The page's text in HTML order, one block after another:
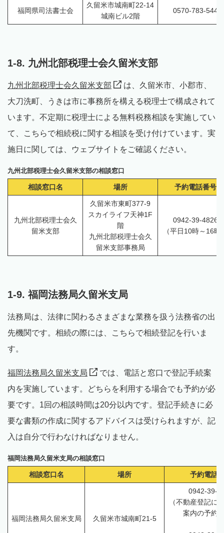
福岡県司法書士会
久留米市城南町22-14
城南ビル2階
0570-783-544
1-8. 九州北部税理士会久留米支部
九州北部税理士会久留米支部
は、久留米市、小郡市、
大刀洗町、うきは市に事務所を構える税理士で構成されて
います。不定期に税理士による無料税務相談を実施してい
て、こちらで相続税に関する相談を受け付けています。実
施日に関しては、ウェブサイトをご確認ください。
九州北部税理士会久留米支部の相談窓口
相談窓口名 場所 予約電話番号
九州北部税理士会久
留米支部
久留米市東町377-9
スカイライフ天神1F
階
九州北部税理士会久
留米支部事務局
0942-39-4826
（平日10時～16時
1-9. 福岡法務局久留米支局
法務局は、法律に関わるさまざまな業務を扱う法務省の出
先機関です。相続の際には、こちらで相続登記を行いま
す。
福岡法務局久留米支局
では、電話と窓口で登記手続案
内を実施しています。どちらを利用する場合でも予約が必
要です。1回の相談時間は20分以内です。登記手続きに必
要な書類の作成に関するアドバイスは受けられますが、記
入は自分で行わなければなりません。
福岡法務局久留米支局の相談窓口
相談窓口名 場所 予約電話
福岡法務局久留米支局 久留米市城南町21-5
0942-39-
（不動産登記に
案内の予約